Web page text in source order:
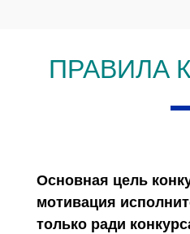
ПРАВИЛА
Основная цель
мотивация
только ради